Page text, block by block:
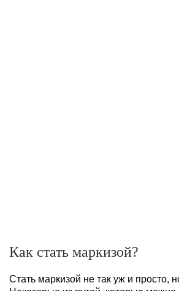
Как стать маркизой?
Стать маркизой не так уж и просто,